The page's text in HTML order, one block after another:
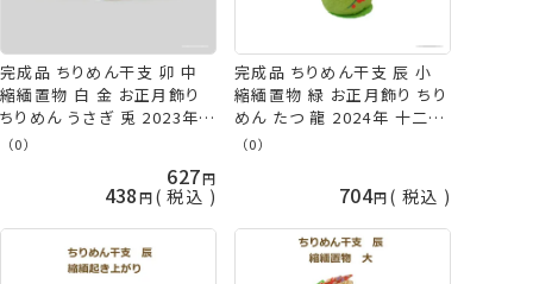
完成品 ちりめん干支 卯 中
縮緬置物 白 金 お正月飾り
ちりめん うさぎ 兎 2023年
十二支 縁起物 ぬいぐるみ 手
（0）
627
438 税込
完成品 ちりめん干支 辰 小
縮緬置物 緑 お正月飾り ちり
めん たつ 龍 2024年 十二支
縁起物 ぬいぐるみ ネコポス
（0）
704 税込